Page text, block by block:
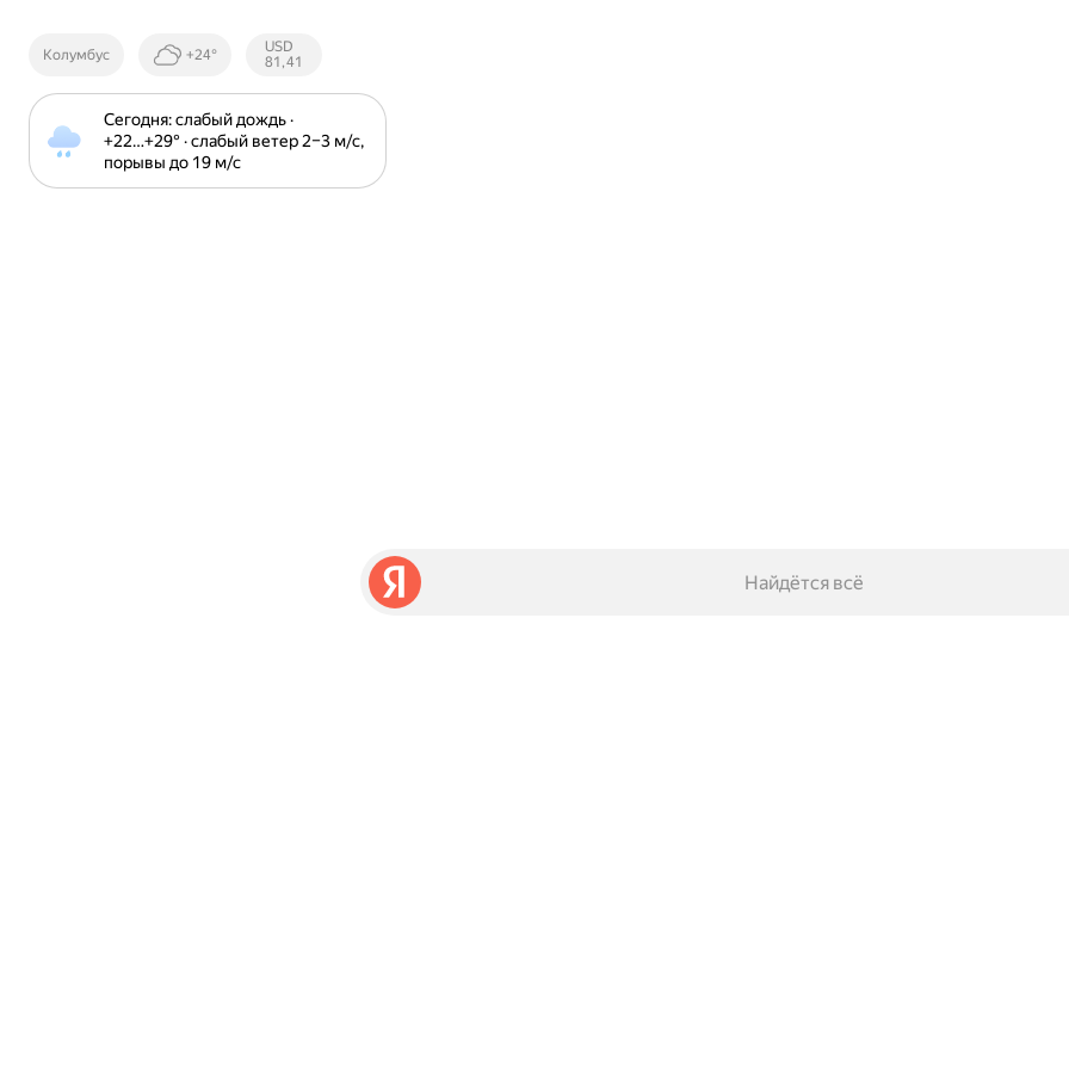
Колумбус +24°
Курсы ЦБ
РФ
USD
81,41
Сегодня: слабый дождь ·
+22⁠…⁠+29⁠° · слабый ветер 2⁠–⁠3 м⁠/⁠с,
порывы до 19 м⁠/⁠с